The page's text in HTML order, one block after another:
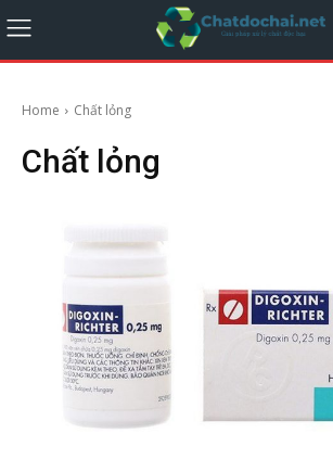
Home Chất lỏng
Chất lỏng